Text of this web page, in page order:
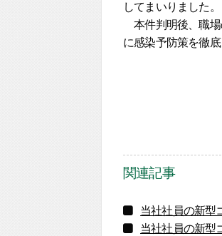
してまいりました。
本件判明後、職場
に感染予防策を徹底
関連記事
当社社員の新型
当社社員の新型